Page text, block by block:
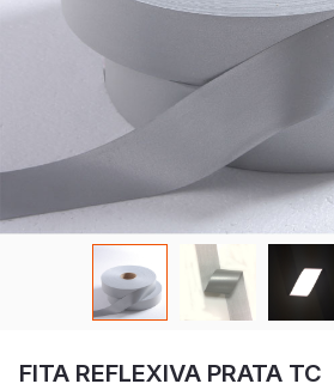
Acabamento Industrial Wash
Sobre CHINASTARS
Novo produto
Catálogo
FITA REFLEXIVA PRATA TC